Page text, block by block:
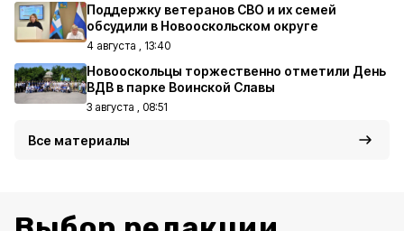
Поддержку ветеранов СВО и их семей
обсудили в Новооскольском округе
4 августа , 13:40
Новооскольцы торжественно отметили День
ВДВ в парке Воинской Славы
3 августа , 08:51
Все материалы